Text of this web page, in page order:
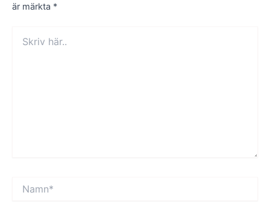
är märkta *
här..